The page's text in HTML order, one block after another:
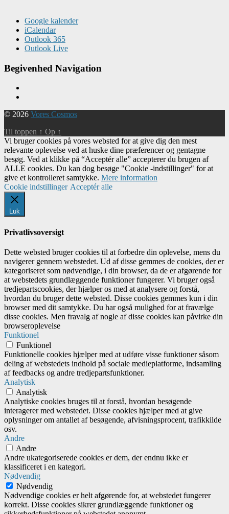
Google kalender
iCalendar
Outlook 365
Outlook Live
Begivenhed Navigation
© 2026 Vores Cosmos
Til toppen ↑ Op ↑
Vi bruger cookies på vores websted for at give dig den mest
relevante oplevelse ved at huske dine præferencer og gentagne
besøg. Ved at klikke på “Acceptér alle” accepterer du brugen af ​​
ALLE cookies. Du kan dog besøge "Cookie -indstillinger" for at
give et kontrolleret samtykke. Mere information
Cookie indstillinger Acceptér alle
Luk
Privatlivsoversigt
Dette websted bruger cookies til at forbedre din oplevelse, mens du
navigerer gennem webstedet. Ud af disse gemmes de cookies, der er
kategoriseret som nødvendige, i din browser, da de er afgørende for
at webstedets grundlæggende funktioner fungerer. Vi bruger også
tredjepartscookies, der hjælper os med at analysere og forstå,
hvordan du bruger dette websted. Disse cookies gemmes kun i din
browser med dit samtykke. Du har også mulighed for at fravælge
disse cookies. Men fravalg af nogle af disse cookies kan påvirke din
browseroplevelse
Funktionel
Funktionel
Funktionelle cookies hjælper med at udføre visse funktioner såsom
deling af webstedets indhold på sociale medieplatforme, indsamling
af feedbacks og andre tredjepartsfunktioner.
Analytisk
Analytisk
Analytiske cookies bruges til at forstå, hvordan besøgende
interagerer med webstedet. Disse cookies hjælper med at give
oplysninger om antallet af besøgende, afvisningsprocent, trafikkilde
osv.
Andre
Andre
Andre ukategoriserede cookies er dem, der endnu ikke er
klassificeret i en kategori.
Nødvendig
Nødvendig
Nødvendige cookies er helt afgørende for, at webstedet fungerer
korrekt. Disse cookies sikrer grundlæggende funktioner og